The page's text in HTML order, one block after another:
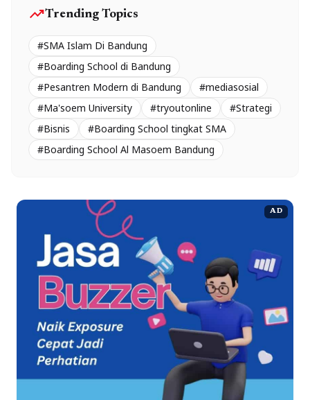
trending_upTrending Topics
#SMA Islam Di Bandung
#Boarding School di Bandung
#Pesantren Modern di Bandung
#mediasosial
#Ma'soem University
#tryoutonline
#Strategi
#Bisnis
#Boarding School tingkat SMA
#Boarding School Al Masoem Bandung
AD